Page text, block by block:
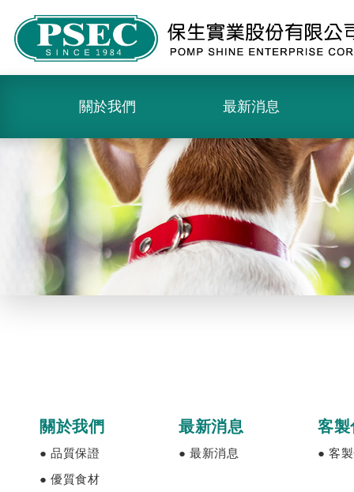
關於我們 最新消息
關於我們
● 品質保證
● 優質食材
最新消息
● 最新消息
客製
● 客